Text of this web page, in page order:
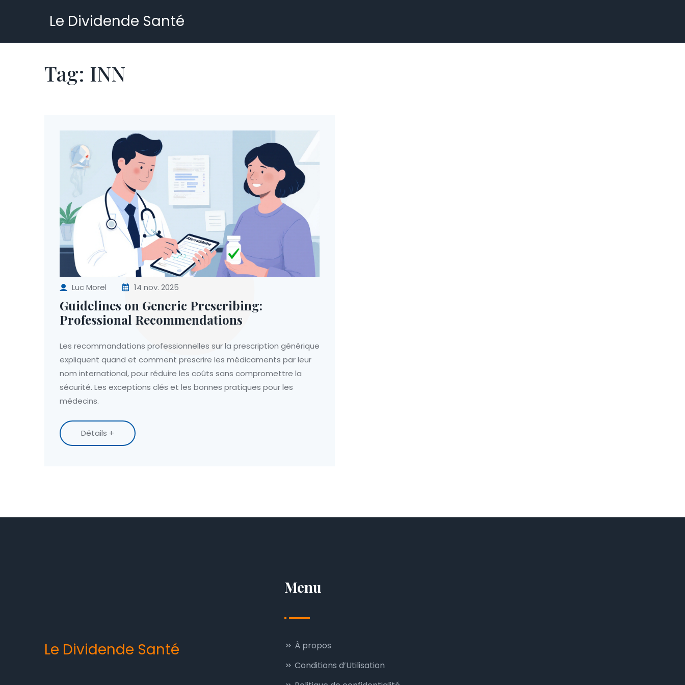
Le Dividende Santé
Tag: INN
Luc Morel 14 nov. 2025
Guidelines on Generic Prescribing:
Professional Recommendations
Les recommandations professionnelles sur la prescription générique
expliquent quand et comment prescrire les médicaments par leur
nom international, pour réduire les coûts sans compromettre la
sécurité. Les exceptions clés et les bonnes pratiques pour les
médecins.
Détails +
Le Dividende Santé
Menu
À propos
Conditions d’Utilisation